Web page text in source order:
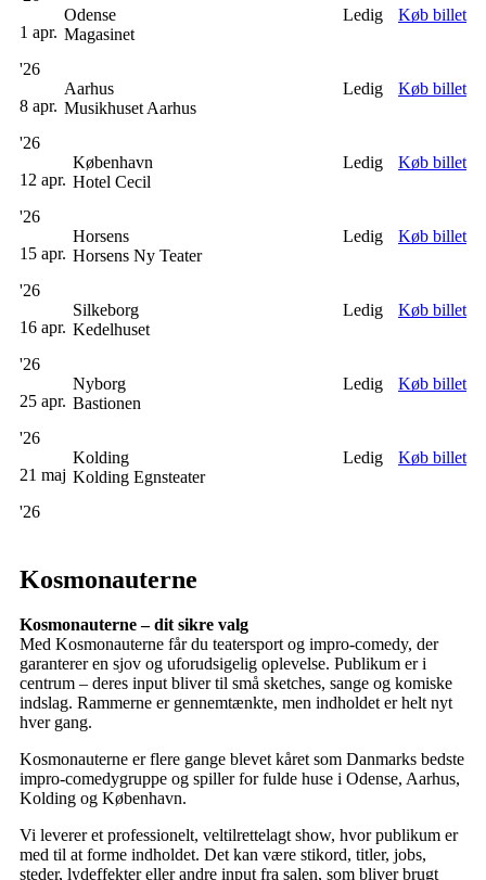
1 apr.
'26
Odense
Magasinet
Ledig Køb billet
8 apr.
'26
Aarhus
Musikhuset Aarhus
Ledig Køb billet
12 apr.
'26
København
Hotel Cecil
Ledig Køb billet
15 apr.
'26
Horsens
Horsens Ny Teater
Ledig Køb billet
16 apr.
'26
Silkeborg
Kedelhuset
Ledig Køb billet
25 apr.
'26
Nyborg
Bastionen
Ledig Køb billet
21 maj
'26
Kolding
Kolding Egnsteater
Ledig Køb billet
Kosmonauterne
Kosmonauterne – dit sikre valg
Med Kosmonauterne får du teatersport og impro-comedy, der
garanterer en sjov og uforudsigelig oplevelse. Publikum er i
centrum – deres input bliver til små sketches, sange og komiske
indslag. Rammerne er gennemtænkte, men indholdet er helt nyt
hver gang.
Kosmonauterne er flere gange blevet kåret som Danmarks bedste
impro-comedygruppe og spiller for fulde huse i Odense, Aarhus,
Kolding og København.
Vi leverer et professionelt, veltilrettelagt show, hvor publikum er
med til at forme indholdet. Det kan være stikord, titler, jobs,
steder, lydeffekter eller andre input fra salen, som bliver brugt